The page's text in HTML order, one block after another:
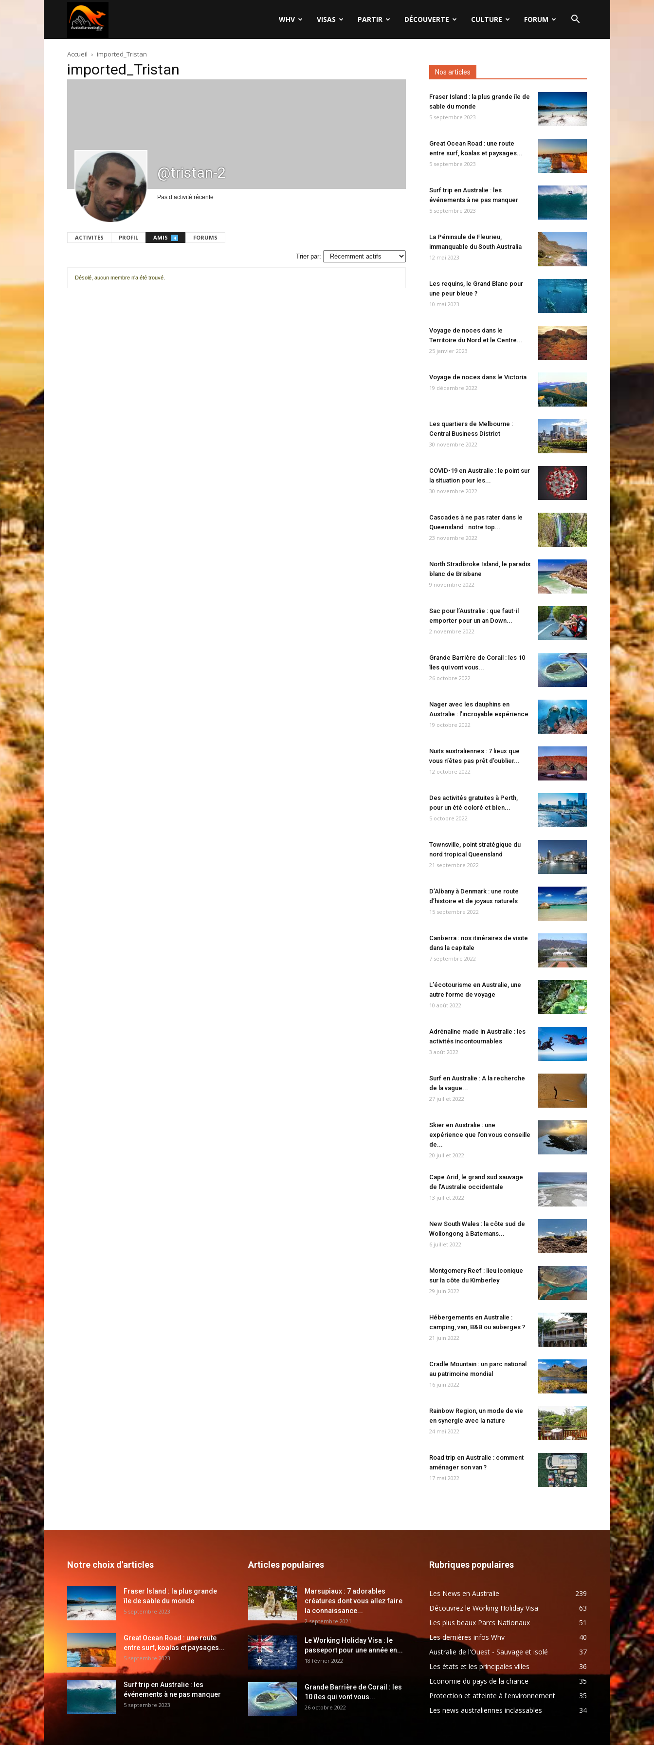
australie.com
WHV VISAS PARTIR DÉCOUVERTE CULTURE FORUM
Accueil imported_Tristan
imported_Tristan
@tristan-2
Pas d’activité récente
ACTIVITÉS PROFIL AMIS 4 FORUMS
Trier par:
Désolé, aucun membre n'a été trouvé.
Nos articles
Fraser Island : la plus grande île de
sable du monde
5 septembre 2023
Great Ocean Road : une route
entre surf, koalas et paysages...
5 septembre 2023
Surf trip en Australie : les
événements à ne pas manquer
5 septembre 2023
La Péninsule de Fleurieu,
immanquable du South Australia
12 mai 2023
Les requins, le Grand Blanc pour
une peur bleue ?
10 mai 2023
Voyage de noces dans le
Territoire du Nord et le Centre...
25 janvier 2023
Voyage de noces dans le Victoria
19 décembre 2022
Les quartiers de Melbourne :
Central Business District
30 novembre 2022
COVID-19 en Australie : le point sur
la situation pour les...
30 novembre 2022
Cascades à ne pas rater dans le
Queensland : notre top...
23 novembre 2022
North Stradbroke Island, le paradis
blanc de Brisbane
9 novembre 2022
Sac pour l’Australie : que faut-il
emporter pour un an Down...
2 novembre 2022
Grande Barrière de Corail : les 10
îles qui vont vous...
26 octobre 2022
Nager avec les dauphins en
Australie : l’incroyable expérience
19 octobre 2022
Nuits australiennes : 7 lieux que
vous n’êtes pas prêt d’oublier...
12 octobre 2022
Des activités gratuites à Perth,
pour un été coloré et bien...
5 octobre 2022
Townsville, point stratégique du
nord tropical Queensland
21 septembre 2022
D’Albany à Denmark : une route
d’histoire et de joyaux naturels
15 septembre 2022
Canberra : nos itinéraires de visite
dans la capitale
7 septembre 2022
L’écotourisme en Australie, une
autre forme de voyage
10 août 2022
Adrénaline made in Australie : les
activités incontournables
3 août 2022
Surf en Australie : A la recherche
de la vague...
27 juillet 2022
Skier en Australie : une
expérience que l’on vous conseille
de...
20 juillet 2022
Cape Arid, le grand sud sauvage
de l’Australie occidentale
13 juillet 2022
New South Wales : la côte sud de
Wollongong à Batemans...
6 juillet 2022
Montgomery Reef : lieu iconique
sur la côte du Kimberley
29 juin 2022
Hébergements en Australie :
camping, van, B&B ou auberges ?
21 juin 2022
Cradle Mountain : un parc national
au patrimoine mondial
16 juin 2022
Rainbow Region, un mode de vie
en synergie avec la nature
24 mai 2022
Road trip en Australie : comment
aménager son van ?
17 mai 2022
Notre choix d'articles
Fraser Island : la plus grande
île de sable du monde
5 septembre 2023
Great Ocean Road : une route
entre surf, koalas et paysages...
5 septembre 2023
Surf trip en Australie : les
événements à ne pas manquer
5 septembre 2023
Articles populaires
Marsupiaux : 7 adorables
créatures dont vous allez faire
la connaissance...
2 septembre 2021
Le Working Holiday Visa : le
passeport pour une année en...
18 février 2022
Grande Barrière de Corail : les
10 îles qui vont vous...
26 octobre 2022
Rubriques populaires
Les News en Australie
239
Découvrez le Working Holiday Visa
63
Les plus beaux Parcs Nationaux
51
Les dernières infos Whv
40
Australie de l'Ouest - Sauvage et isolé
37
Les états et les principales villes
36
Economie du pays de la chance
35
Protection et atteinte à l'environnement
35
Les news australiennes inclassables
34